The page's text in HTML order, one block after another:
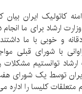
کاتولیک ایران
ارشاد برای ما
و خوبی با ما
با شورای قبلی
توانستیم مشکلات
توسط یک شورای
کلیسا را اداره